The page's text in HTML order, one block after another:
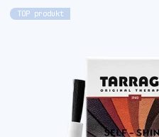
TOP produkt